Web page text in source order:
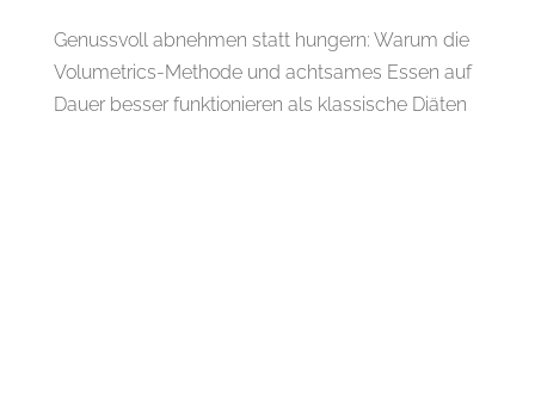
Genussvoll abnehmen statt hungern: Warum die
Volumetrics-Methode und achtsames Essen auf
Dauer besser funktionieren als klassische Diäten